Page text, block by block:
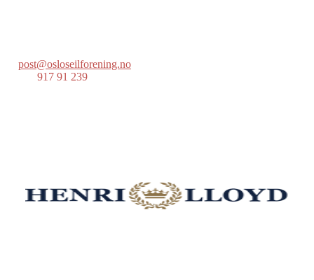
post@osloseilforening.no
917 91 239